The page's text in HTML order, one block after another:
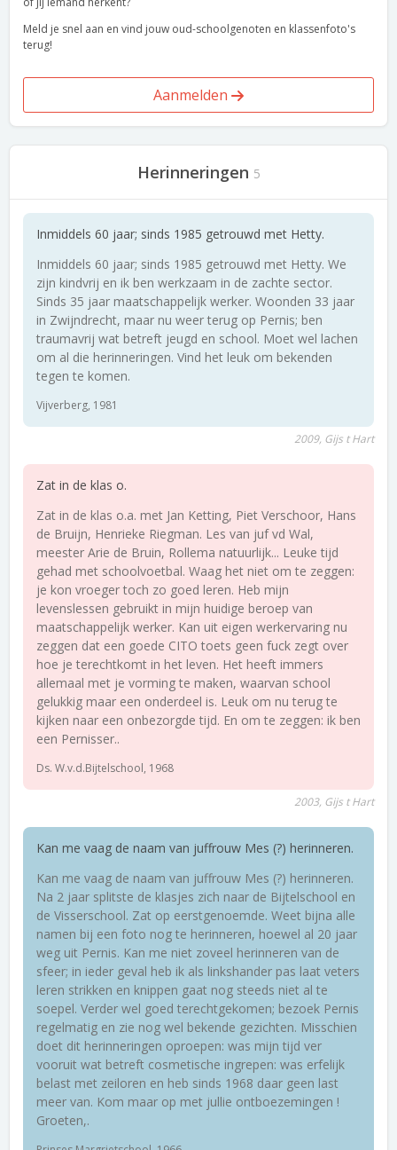
Meld je snel aan en vind jouw oud-schoolgenoten en klassenfoto's
terug!
Aanmelden
Herinneringen 5
Inmiddels 60 jaar; sinds 1985 getrouwd met Hetty.
Inmiddels 60 jaar; sinds 1985 getrouwd met Hetty. We
zijn kindvrij en ik ben werkzaam in de zachte sector.
Sinds 35 jaar maatschappelijk werker. Woonden 33 jaar
in Zwijndrecht, maar nu weer terug op Pernis; ben
traumavrij wat betreft jeugd en school. Moet wel lachen
om al die herinneringen. Vind het leuk om bekenden
tegen te komen.
Vijverberg, 1981
2009, Gijs t Hart
Zat in de klas o.
Zat in de klas o.a. met Jan Ketting, Piet Verschoor, Hans
de Bruijn, Henrieke Riegman. Les van juf vd Wal,
meester Arie de Bruin, Rollema natuurlijk... Leuke tijd
gehad met schoolvoetbal. Waag het niet om te zeggen:
je kon vroeger toch zo goed leren. Heb mijn
levenslessen gebruikt in mijn huidige beroep van
maatschappelijk werker. Kan uit eigen werkervaring nu
zeggen dat een goede CITO toets geen fuck zegt over
hoe je terechtkomt in het leven. Het heeft immers
allemaal met je vorming te maken, waarvan school
gelukkig maar een onderdeel is. Leuk om nu terug te
kijken naar een onbezorgde tijd. En om te zeggen: ik ben
een Pernisser..
Ds. W.v.d.Bijtelschool, 1968
2003, Gijs t Hart
Kan me vaag de naam van juffrouw Mes (?) herinneren.
Kan me vaag de naam van juffrouw Mes (?) herinneren.
Na 2 jaar splitste de klasjes zich naar de Bijtelschool en
de Visserschool. Zat op eerstgenoemde. Weet bijna alle
namen bij een foto nog te herinneren, hoewel al 20 jaar
weg uit Pernis. Kan me niet zoveel herinneren van de
sfeer; in ieder geval heb ik als linkshander pas laat veters
leren strikken en knippen gaat nog steeds niet al te
soepel. Verder wel goed terechtgekomen; bezoek Pernis
regelmatig en zie nog wel bekende gezichten. Misschien
doet dit herinneringen oproepen: was mijn tijd ver
vooruit wat betreft cosmetische ingrepen: was erfelijk
belast met zeiloren en heb sinds 1968 daar geen last
meer van. Kom maar op met jullie ontboezemingen !
Groeten,.